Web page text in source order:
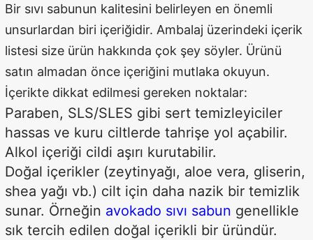
Bir sıvı sabunun kalitesini belirleyen en önemli
unsurlardan biri içeriğidir. Ambalaj üzerindeki içerik
listesi size ürün hakkında çok şey söyler. Ürünü
satın almadan önce içeriğini mutlaka okuyun.
İçerikte dikkat edilmesi gereken noktalar:
Paraben, SLS/SLES gibi sert temizleyiciler
hassas ve kuru ciltlerde tahrişe yol açabilir.
Alkol içeriği cildi aşırı kurutabilir.
Doğal içerikler (zeytinyağı, aloe vera, gliserin,
shea yağı vb.) cilt için daha nazik bir temizlik
sunar. Örneğin avokado sıvı sabun genellikle
sık tercih edilen doğal içerikli bir üründür.